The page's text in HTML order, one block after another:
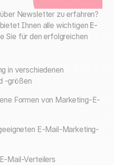
Newsletter zu erfahren?
Ihnen alle wichtigen E-
Sie für den erfolgreichen
in verschiedenen
-größen
Formen von Marketing-E-
E-Mail-Marketing-
Mail-Verteilers